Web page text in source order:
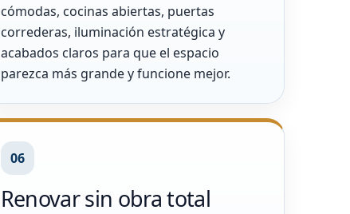
cómodas, cocinas abiertas, puertas
correderas, iluminación estratégica y
acabados claros para que el espacio
parezca más grande y funcione mejor.
06
Renovar sin obra total